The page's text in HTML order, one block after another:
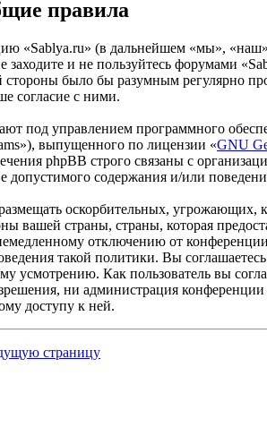
правила
«Sablya.ru» (в дальнейшем «мы»,
заходите и не пользуйтесь форумами
стороны было бы разумным регулярно
согласие с ними.
под управлением программного
выпущенного по лицензии «GNU
phpBB строго связаны с
допустимого содержания и/или
оскорбительных,
вашей страны, страны, которая
отключению от
такой политики. Вы
усмотрению. Как пользователь вы
ни администрация
доступу к ней.
страницу